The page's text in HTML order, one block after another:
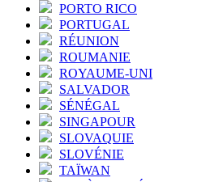
PORTO RICO
PORTUGAL
RÉUNION
ROUMANIE
ROYAUME-UNI
SALVADOR
SÉNÉGAL
SINGAPOUR
SLOVAQUIE
SLOVÉNIE
TAÏWAN